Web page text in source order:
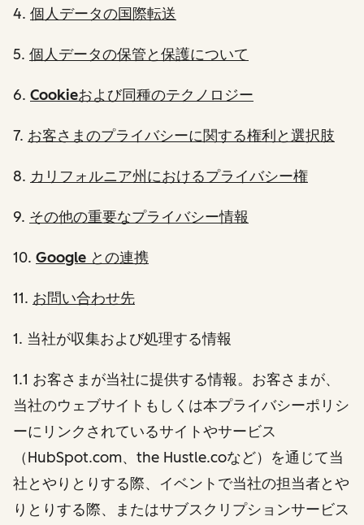
4. 個人データの国際転送
5. 個人データの保管と保護について
6. Cookieおよび同種のテクノロジー
7. お客さまのプライバシーに関する権利と選択肢
8. カリフォルニア州におけるプライバシー権
9. その他の重要なプライバシー情報
10. Google との連携
11. お問い合わせ先
1. 当社が収集および処理する情報
1.1 お客さまが当社に提供する情報。お客さまが、
当社のウェブサイトもしくは本プライバシーポリシ
ーにリンクされているサイトやサービス
（HubSpot.com、the Hustle.coなど）を通じて当
社とやりとりする際、イベントで当社の担当者とや
りとりする際、またはサブスクリプションサービス